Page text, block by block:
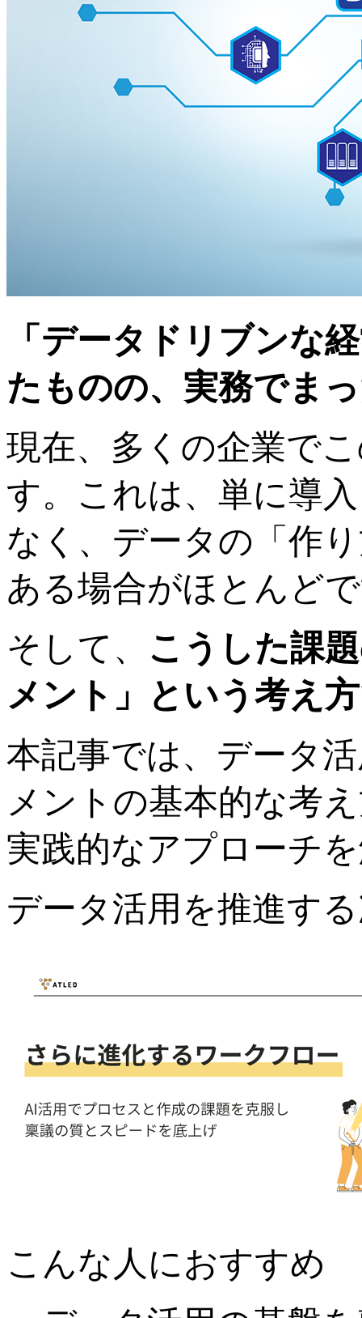
「データドリブンな
たものの、実務でま
現在、多くの企業で
す。これは、単に導
なく、データの「作
ある場合がほとんど
そして、 こうした課
メント」という考え方
本記事では、データ
メントの基本的な考
実践的なアプローチ
データ活用を推進す
こんな人におすすめ